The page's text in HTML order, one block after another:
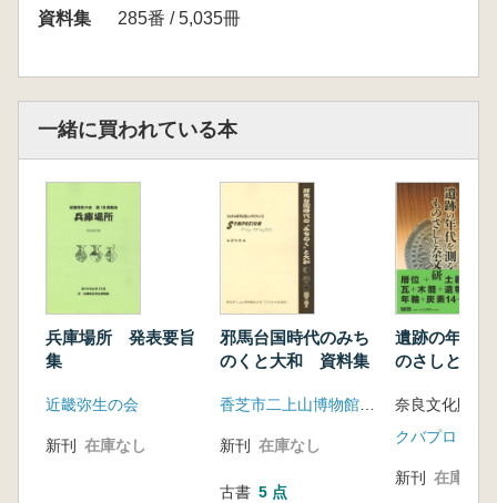
田崎博之 「台付甕」と「透かしをもつ器台」
資料集
285番 / 5,035冊
一緒に買われている本
兵庫場所 発表要旨
集
近畿弥生の会
新刊 在庫なし
邪馬台国時代のみち
のくと大和 資料集
香芝市二上山博物館友の会「ふたかみ史遊会」
新刊 在庫なし
古書 5 点
遺跡の年代
のさしと奈
クバプロ
新刊 在庫なし